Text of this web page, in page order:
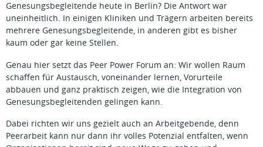
Genesungsbegleitende heute in Berlin? Die Antwort war
uneinheitlich. In einigen Kliniken und Trägern arbeiten bereits
mehrere Genesungsbegleitende, in anderen gibt es bisher
kaum oder gar keine Stellen.
Genau hier setzt das Peer Power Forum an: Wir wollen Raum
schaffen für Austausch, voneinander lernen, Vorurteile
abbauen und ganz praktisch zeigen, wie die Integration von
Genesungsbegleitenden gelingen kann.
Dabei richten wir uns gezielt auch an Arbeitgebende, denn
Peerarbeit kann nur dann ihr volles Potenzial entfalten, wenn